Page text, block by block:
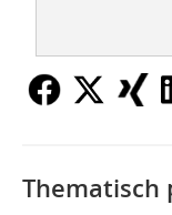
Thematisch